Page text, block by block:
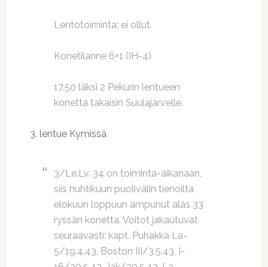
Lentotoiminta: ei ollut.
Konetilanne 6+1 (IH-4)
17.50 läksi 2 Pekurin lentueen
konetta takaisin Suulajärvelle.
3. lentue Kymissä
3/Le.Lv. 34 on toiminta-aikanaan,
siis huhtikuun puolivälin tienoilta
elokuun loppuun ampunut alas 33
ryssän konetta. Voitot jakautuvat
seuraavasti: kapt. Puhakka La-
5/19.4.43, Boston III/3.5.43, I-